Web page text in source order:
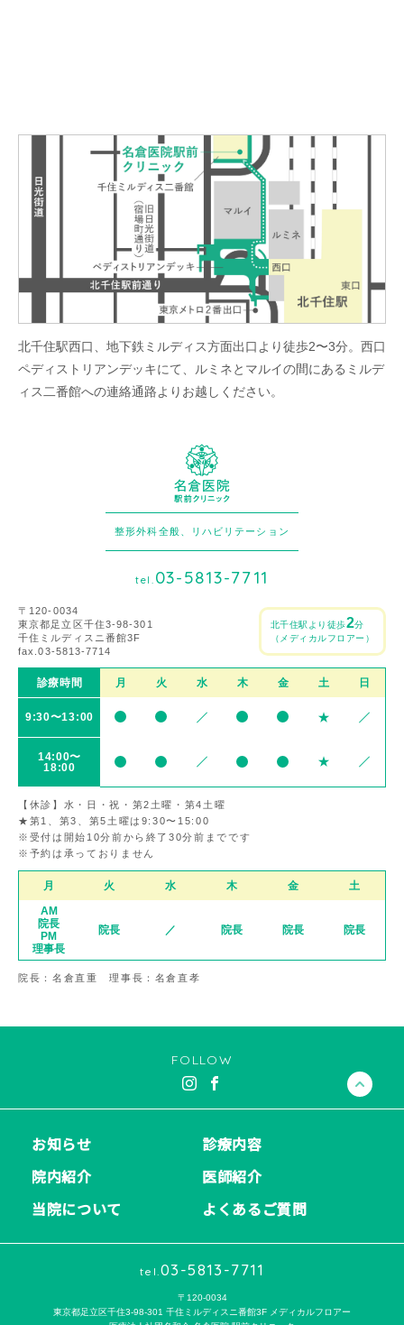
北千住駅西口、地下鉄ミルディス方面出口より徒歩2〜3分。西口
ペディストリアンデッキにて、ルミネとマルイの間にあるミルデ
ィス二番館への連絡通路よりお越しください。
整形外科全般、リハビリテーション
tel. 03-5813-7711
〒120-0034
東京都足立区千住3-98-301
千住ミルディスニ番館3F
fax.03-5813-7714
北千住駅より徒歩2分
（メディカルフロアー）
診療時間 月 火 水 木 金 土 日
9:30〜13:00
14:00〜
18:00
【休診】水・日・祝・第2土曜・第4土曜
★第1、第3、第5土曜は9:30〜15:00
※受付は開始10分前から終了30分前までです
※予約は承っておりません
月 火 水 木 金
土
AM
院長
PM
理事長
院長 ／ 院長 院長 院長
院長：名倉直重 理事長：名倉直孝
FOLLOW
お知らせ
診療内容
院内紹介
医師紹介
当院について
よくあるご質問
〒120-0034
東京都足立区千住3-98-301 千住ミルディスニ番館3F メディカルフロアー
tel. 03-5813-7711